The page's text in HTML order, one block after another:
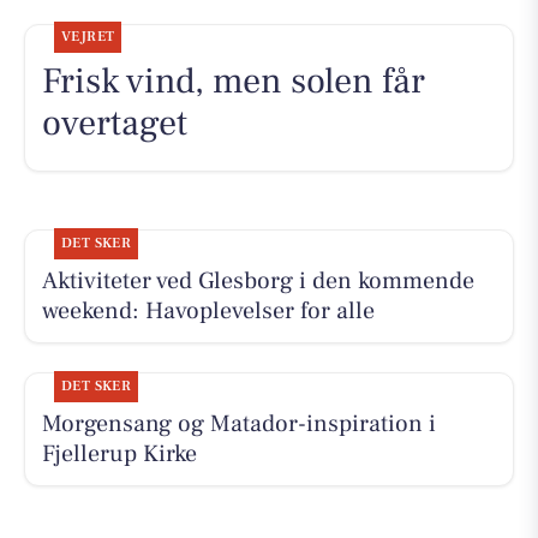
VEJRET
Frisk vind, men solen får
overtaget
DET SKER
Aktiviteter ved Glesborg i den kommende
weekend: Havoplevelser for alle
DET SKER
Morgensang og Matador-inspiration i
Fjellerup Kirke